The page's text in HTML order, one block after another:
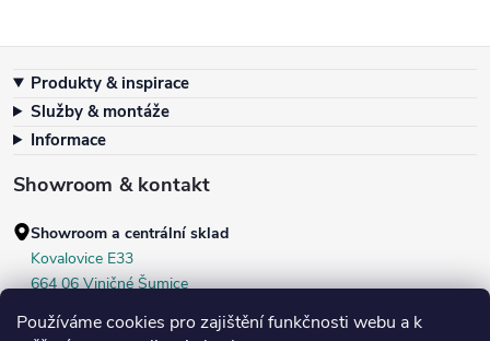
Používáme cookies pro zajištění funkčnosti webu a k
Produkty & inspirace
Služby & montáže
Informace
Showroom & kontakt
Showroom a centrální sklad
Kovalovice E33
664 06 Viničné Šumice